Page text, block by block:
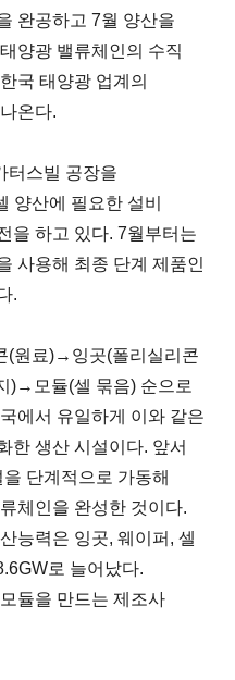
완공하고 7월 양산을
양광 밸류체인의 수직
국 태양광 업계의
온다.
터스빌 공장을
양산에 필요한 설비
을 하고 있다. 7월부터는
사용해 최종 단계 제품인
.
(원료)→잉곳(폴리실리콘
모듈(셀 묶음) 순으로
에서 유일하게 이와 같은
한 생산 시설이다. 앞서
단계적으로 가동해
체인을 완성한 것이다.
능력은 잉곳, 웨이퍼, 셀
로 늘어났다.
듈을 만드는 제조사